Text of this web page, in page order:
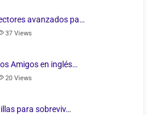
avanzados pa…
37 Views
Amigos en inglés…
20 Views
para sobreviv…